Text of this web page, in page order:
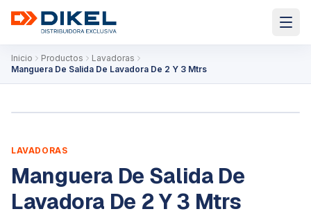
Inicio Productos
Lavadoras
Manguera De Salida De Lavadora De 2 Y 3 Mtrs
LAVADORAS
Manguera De Salida De
Lavadora De 2 Y 3 Mtrs